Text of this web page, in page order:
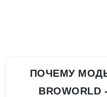
ПОЧЕМУ
BROWORLD